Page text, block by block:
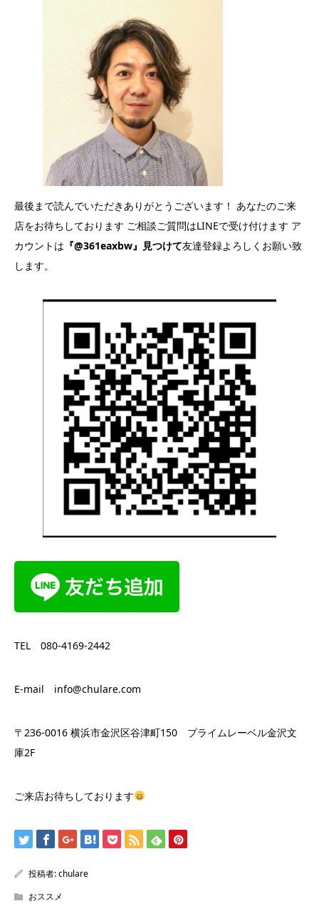
最後まで読んでいただきありがとうございます！ あなたのご来
店をお待ちしております ご相談ご質問はLINEで受け付けます ア
カウントは 『@361eaxbw』見つけて友達登録よろしくお願い致
します。
TEL 080-4169-2442
E-mail info@chulare.com
〒236-0016 横浜市金沢区谷津町150 プライムレーベル金沢文
庫2F
ご来店お待ちしております
投稿者:chulare
おススメ